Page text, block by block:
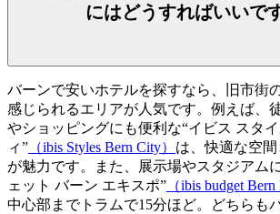
にはどうすればいいで
バーンで安いホテルを探すなら、旧市街
感じられるエリアが人気です。例えば、
やショッピングにも便利な“イビス スタ
ィ” （ibis Styles Bern City） は、快適な空
が魅力です。また、展示場やスタジアム
ェット バーン エキスポ” （ibis budget Bern
中心部までトラムで15分ほど。どちらも